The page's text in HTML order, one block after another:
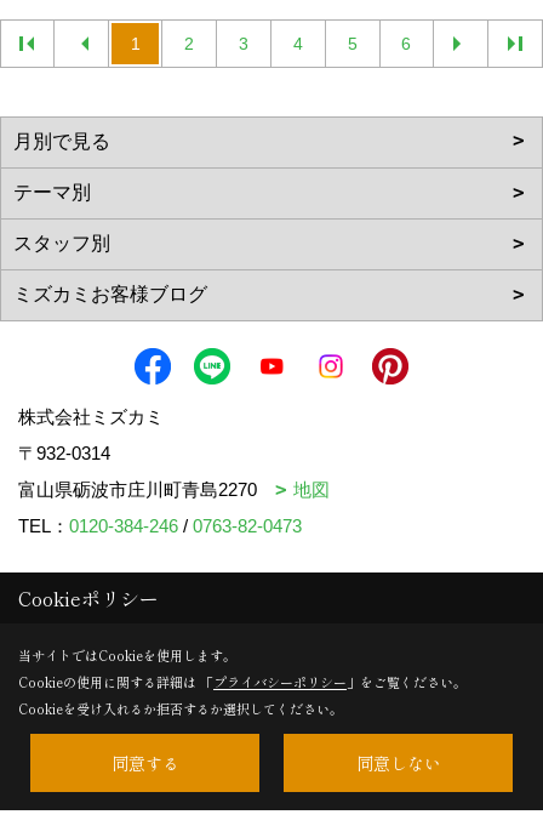
1 2 3 4 5 6
株式会社ミズカミ
〒932-0314
富山県砺波市庄川町青島2270
地図
TEL： 0120-384-246 / 0763-82-0473
＜営業時間＞8:00～17:00
Cookieポリシー
当サイトではCookieを使用します。
Cookieの使用に関する詳細は 「プライバシーポリシー 」をご覧ください。
Cookieを受け入れるか拒否するか選択してください。
同意する 同意しない